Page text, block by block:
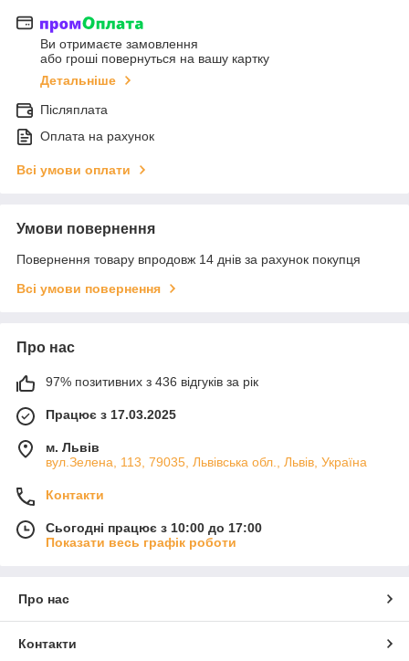
Ви отримаєте замовлення
або гроші повернуться на вашу картку
Детальніше
Післяплата
Оплата на рахунок
Всі умови оплати
Умови повернення
Повернення товару впродовж 14 днів за рахунок покупця
Всі умови повернення
Про нас
97% позитивних з 436 відгуків за рік
Працює з 17.03.2025
м. Львів
вул.Зелена, 113, 79035, Львівська обл., Львів, Україна
Контакти
Сьогодні працює з 10:00 до 17:00
Показати весь графік роботи
Про нас
Контакти